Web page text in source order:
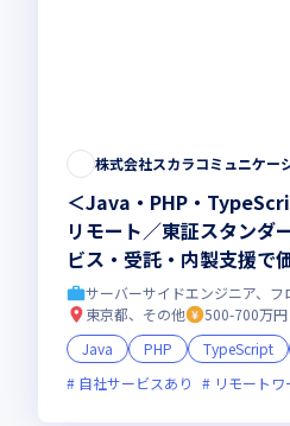
株式会社スカラコミュニケー
＜Java・PHP・
リモート／東証スタンダ
ビス・受託・内製支援で
ニアへ
サーバーサイドエンジニア、
東京都、その他
500-700万円
Java
PHP TypeScript
自社サービスあり
リモート